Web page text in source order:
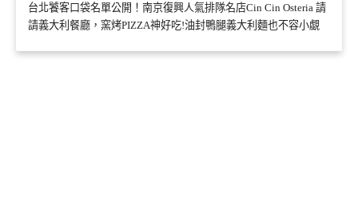
台北饕客口袋名單公開！南京復興人氣排隊名店Cin Cin Osteria 請
請義大利餐廳，窯烤PIZZA神好吃!油封鴨腿義大利麵也不容小覷